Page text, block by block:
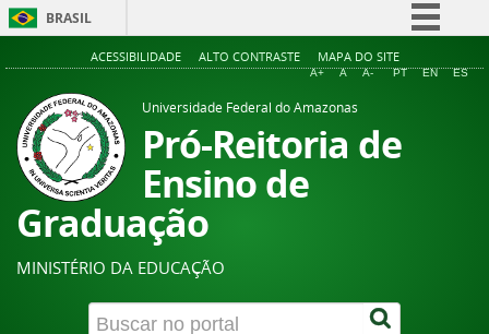
BRASIL
Simplifique!
Acesso à informação
ACESSIBILIDADE ALTO CONTRASTE MAPA DO SITE
A+ A A- PT EN ES
Universidade Federal do Amazonas
Pró-Reitoria de
Ensino de
Graduação
MINISTÉRIO DA EDUCAÇÃO